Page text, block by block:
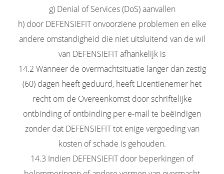
g) Denial of Services (DoS) aanvallen
h) door DEFENSIEFIT onvoorziene problemen en elke
andere omstandigheid die niet uitsluitend van de wil
van DEFENSIEFIT afhankelijk is
14.2 Wanneer de overmachtsituatie langer dan zestig
(60) dagen heeft geduurd, heeft Licentienemer het
recht om de Overeenkomst door schriftelijke
ontbinding of ontbinding per e-mail te beëindigen
zonder dat DEFENSIEFIT tot enige vergoeding van
kosten of schade is gehouden.
14.3 Indien DEFENSIEFIT door beperkingen of